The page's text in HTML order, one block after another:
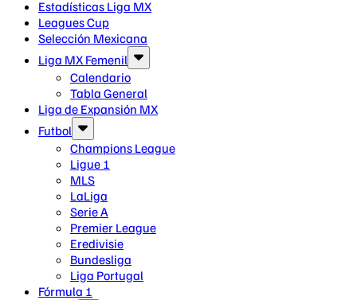
Estadísticas Liga MX
Leagues Cup
Selección Mexicana
Liga MX Femenil
Calendario
Tabla General
Liga de Expansión MX
Futbol
Champions League
Ligue 1
MLS
LaLiga
Serie A
Premier League
Eredivisie
Bundesliga
Liga Portugal
Fórmula 1